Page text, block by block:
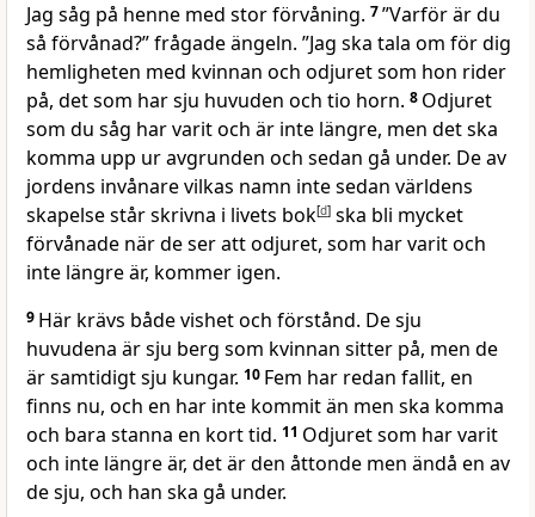
Jag såg på henne med stor förvåning. 7”Varför är du
så förvånad?” frågade ängeln. ”Jag ska tala om för dig
hemligheten med kvinnan och odjuret som hon rider
på, det som har sju huvuden och tio horn. 8 Odjuret
som du såg har varit och är inte längre, men det ska
komma upp ur avgrunden och sedan gå under. De av
jordens invånare vilkas namn inte sedan världens
skapelse står skrivna i livets bok[d] ska bli mycket
förvånade när de ser att odjuret, som har varit och
inte längre är, kommer igen.
9 Här krävs både vishet och förstånd. De sju
huvudena är sju berg som kvinnan sitter på, men de
är samtidigt sju kungar. 10 Fem har redan fallit, en
finns nu, och en har inte kommit än men ska komma
och bara stanna en kort tid. 11 Odjuret som har varit
och inte längre är, det är den åttonde men ändå en av
de sju, och han ska gå under.